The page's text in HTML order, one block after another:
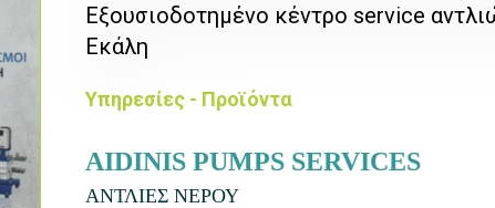
Εξουσιοδοτημένο κέντρο service
Εκάλη
Υπηρεσίες - Προϊόντα
AIDINIS PUMPS SERVICES
ΑΝΤΛΙΕΣ ΝΕΡΟΥ